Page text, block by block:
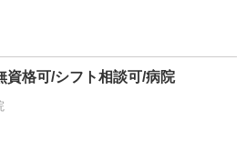
資格可/シフト相談可/病院